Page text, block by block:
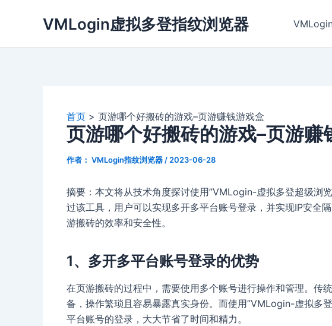
VMLogin虚拟多登指纹浏览器
首页 页游哪个好搬砖的游戏–页游赚钱游戏盒
页游哪个好搬砖的游戏–页游赚
作者： VMLogin指纹浏览器 / 2023-06-28
摘要：本文将从技术角度探讨使用”VMLogin-虚拟多登超级浏
过该工具，用户可以实现多开多平台账号登录，并实现IP安全
游搬砖的效率和安全性。
1、多开多平台账号登录的优势
在页游搬砖的过程中，需要使用多个账号进行操作和管理。传
备，操作繁琐且容易暴露真实身份。而使用”VMLogin-虚拟多
平台账号的登录，大大节省了时间和精力。